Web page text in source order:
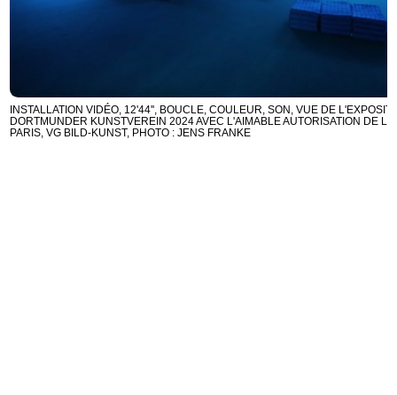
INSTALLATION VIDÉO, 12'44'', BOUCLE, COULEUR, SON, VUE DE
DORTMUNDER KUNSTVEREIN 2024 AVEC L'AIMABLE AUTORISATION DE
PARIS, VG BILD-KUNST, PHOTO : JENS FRANKE